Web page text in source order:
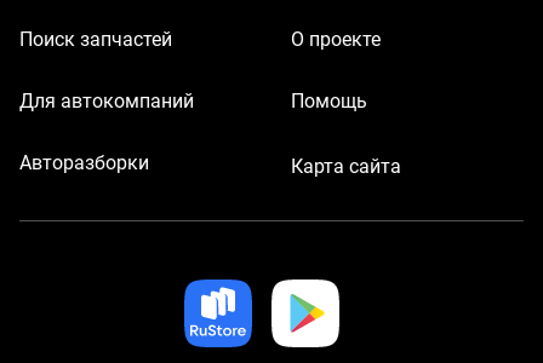
Поиск запчастей
Для автокомпаний
Авторазборки
О проекте
Помощь
Карта сайта